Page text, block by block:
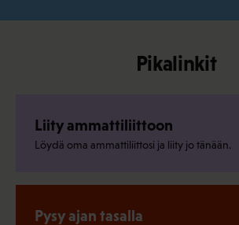
Pikalinkit
Liity ammattiliittoon
Löydä oma ammattiliittosi ja liity jo tänään.
Pysy ajan tasalla